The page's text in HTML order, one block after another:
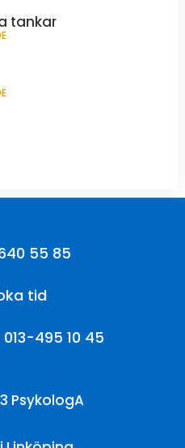
tankar
55 85
tid
495 10 45
PsykologA